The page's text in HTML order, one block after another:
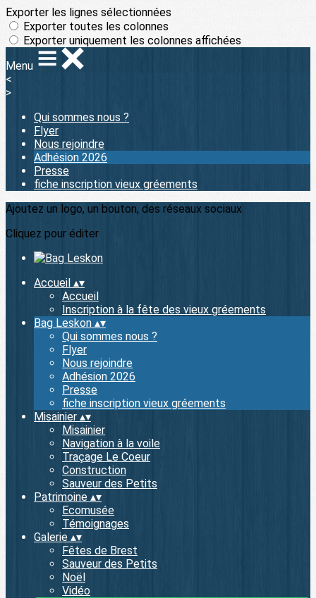
Exporter les lignes sélectionnées
Exporter toutes les colonnes
Exporter uniquement les colonnes affichées
Menu
<
>
Qui sommes nous ?
Flyer
Nous rejoindre
Adhésion 2026
Presse
fiche inscription vieux gréements
Ajoutez un logo, un bouton, des réseaux sociaux
Cliquez pour éditer
Accueil ▴▾
Accueil
Inscription à la fête des vieux gréements
Bag Leskon ▴▾
Qui sommes nous ?
Flyer
Nous rejoindre
Adhésion 2026
Presse
fiche inscription vieux gréements
Misainier ▴▾
Misainier
Navigation à la voile
Traçage Le Coeur
Construction
Sauveur des Petits
Patrimoine ▴▾
Ecomusée
Témoignages
Galerie ▴▾
Fêtes de Brest
Sauveur des Petits
Noël
Vidéo